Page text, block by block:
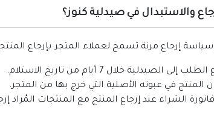
والاستبدال في صيدلية كنوز؟
إرجاع مرنة تسمح لعملاء المتجر بإرجاع
الصيدلية خلال 7 أيام من تاريخ الاستلام.
المنتج في عبوته الأصلية التي خرج بها من المتجر.
الشراء عند إرجاع المنتج مع المنتجات المُراد